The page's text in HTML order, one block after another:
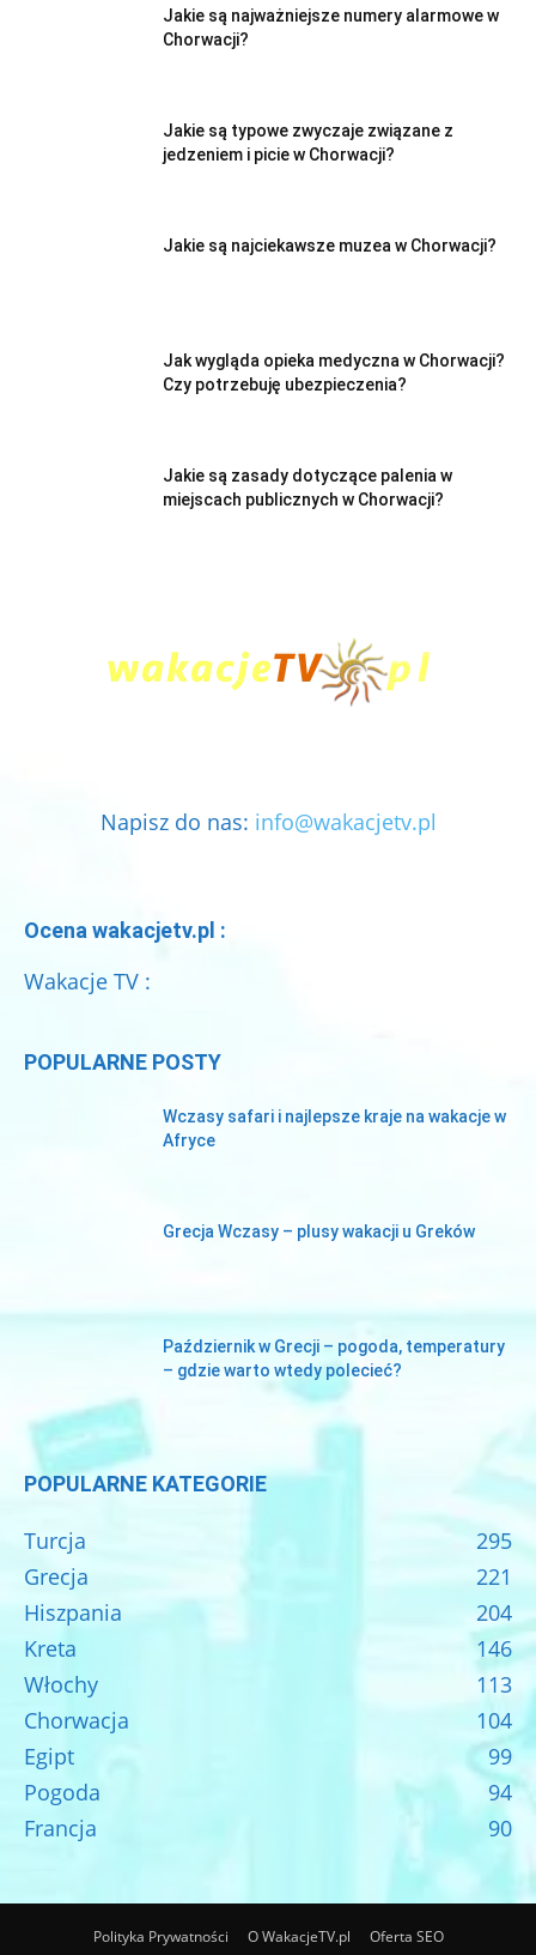
Jakie są najważniejsze numery alarmowe w
Chorwacji?
Jakie są typowe zwyczaje związane z
jedzeniem i picie w Chorwacji?
Jakie są najciekawsze muzea w Chorwacji?
Jak wygląda opieka medyczna w Chorwacji?
Czy potrzebuję ubezpieczenia?
Jakie są zasady dotyczące palenia w
miejscach publicznych w Chorwacji?
Napisz do nas: info@wakacjetv.pl
Ocena wakacjetv.pl :
Wakacje TV :
POPULARNE POSTY
Wczasy safari i najlepsze kraje na wakacje w
Afryce
Grecja Wczasy – plusy wakacji u Greków
Październik w Grecji – pogoda, temperatury
– gdzie warto wtedy polecieć?
POPULARNE KATEGORIE
Turcja
295
Grecja
221
Hiszpania
204
Kreta
146
Włochy
113
Chorwacja
104
Egipt
99
Pogoda
94
Francja
90
Polityka Prywatności O WakacjeTV.pl Oferta SEO